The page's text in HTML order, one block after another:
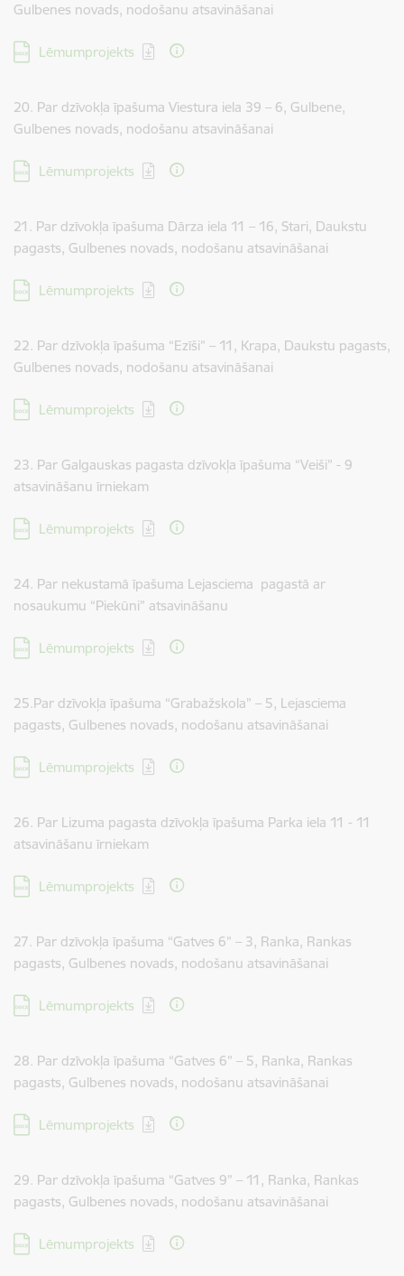
Gulbenes novads, nodošanu atsavināšanai
Lejupielādēt:
Lēmumprojekts
20. Par dzīvokļa īpašuma Viestura iela 39 – 6, Gulbene,
Gulbenes novads, nodošanu atsavināšanai
Lejupielādēt:
Lēmumprojekts
21. Par dzīvokļa īpašuma Dārza iela 11 – 16, Stari, Daukstu
pagasts, Gulbenes novads, nodošanu atsavināšanai
Lejupielādēt:
Lēmumprojekts
22. Par dzīvokļa īpašuma “Ezīši” – 11, Krapa, Daukstu pagasts,
Gulbenes novads, nodošanu atsavināšanai
Lejupielādēt:
Lēmumprojekts
23. Par Galgauskas pagasta dzīvokļa īpašuma “Veiši” - 9
atsavināšanu īrniekam
Lejupielādēt:
Lēmumprojekts
24. Par nekustamā īpašuma Lejasciema pagastā ar
nosaukumu “Piekūni” atsavināšanu
Lejupielādēt:
Lēmumprojekts
25.Par dzīvokļa īpašuma “Grabažskola” – 5, Lejasciema
pagasts, Gulbenes novads, nodošanu atsavināšanai
Lejupielādēt:
Lēmumprojekts
26. Par Lizuma pagasta dzīvokļa īpašuma Parka iela 11 - 11
atsavināšanu īrniekam
Lejupielādēt:
Lēmumprojekts
27. Par dzīvokļa īpašuma “Gatves 6” – 3, Ranka, Rankas
pagasts, Gulbenes novads, nodošanu atsavināšanai
Lejupielādēt:
Lēmumprojekts
28. Par dzīvokļa īpašuma “Gatves 6” – 5, Ranka, Rankas
pagasts, Gulbenes novads, nodošanu atsavināšanai
Lejupielādēt:
Lēmumprojekts
29. Par dzīvokļa īpašuma “Gatves 9” – 11, Ranka, Rankas
pagasts, Gulbenes novads, nodošanu atsavināšanai
Lejupielādēt:
Lēmumprojekts